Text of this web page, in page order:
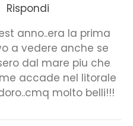
Rispondi
anno..era la prima
a vedere anche se
dal mare piu che
accade nel litorale
molto belli!!!